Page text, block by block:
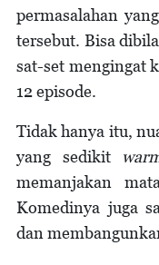
permasalahan
tersebut. Bisa
sat-set mengingat
12 episode.
Tidak hanya itu,
yang sedikit
memanjakan
Komedinya juga
dan